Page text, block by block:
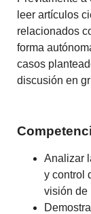
leer artículos
relacionados
forma
casos
discusión en
Analizar
y control
visión de